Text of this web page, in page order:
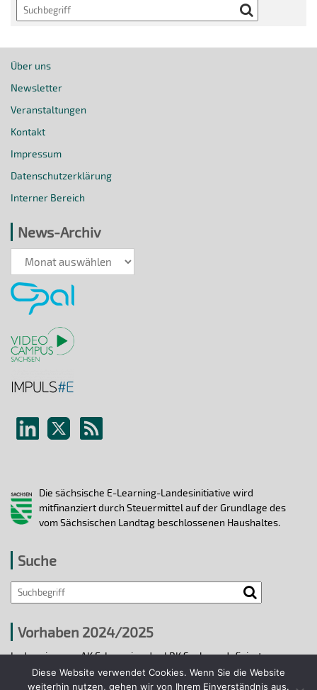
Search
Über uns
Newsletter
Veranstaltungen
Kontakt
Impressum
Datenschutzerklärung
Interner Bereich
News-Archiv
News-
Archiv
Die sächsische E-Learning-Landesinitiative wird
mitfinanziert durch Steuermittel auf der Grundlage des
vom Sächsischen Landtag beschlossenen Haushaltes.
Suche
Vorhaben 2024/2025
In den vier vom AK E-Learning der LRK Sachsen definierten
strategischen Handlungsfeldern 2024/25 wurden bis 31.12.2025
ausgewählte E-Learning-Hochschulvorhaben durchgeführt.
Diese Website verwendet Cookies. Wenn Sie die Website
weiterhin nutzen, gehen wir von Ihrem Einverständnis aus.